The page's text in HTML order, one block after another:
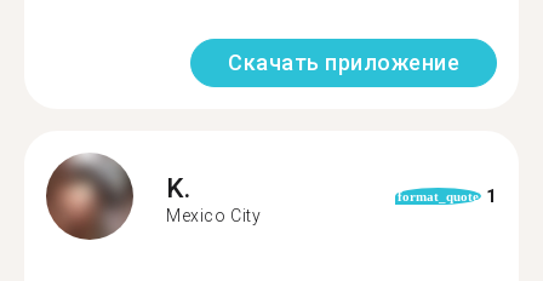
Скачать приложение
K.
Mexico City
format_quote 1